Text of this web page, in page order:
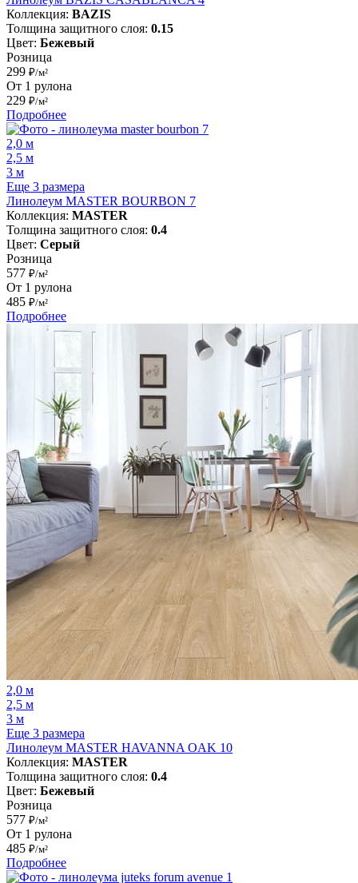
Коллекция: BAZIS
Толщина защитного слоя: 0.15
Цвет: Бежевый
Розница
299 ₽/м²
От 1 рулона
229 ₽/м²
Подробнее
2,0 м
2,5 м
3 м
Еще 3 размера
Линолеум MASTER BOURBON 7
Коллекция: MASTER
Толщина защитного слоя: 0.4
Цвет: Серый
Розница
577 ₽/м²
От 1 рулона
485 ₽/м²
Подробнее
2,0 м
2,5 м
3 м
Еще 3 размера
Линолеум MASTER HAVANNA OAK 10
Коллекция: MASTER
Толщина защитного слоя: 0.4
Цвет: Бежевый
Розница
577 ₽/м²
От 1 рулона
485 ₽/м²
Подробнее